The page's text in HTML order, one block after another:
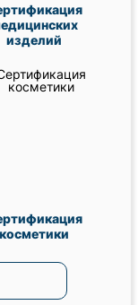
изделий
косметики